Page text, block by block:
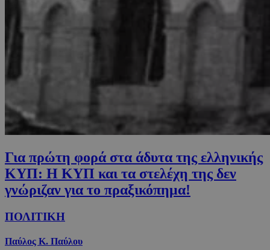
Για πρώτη φορά στα άδυτα της ελληνικής
ΚΥΠ: Η ΚΥΠ και τα στελέχη της δεν
γνώριζαν για το πραξικόπημα!
ΠΟΛΙΤΙΚΗ
Παύλος Κ. Παύλου